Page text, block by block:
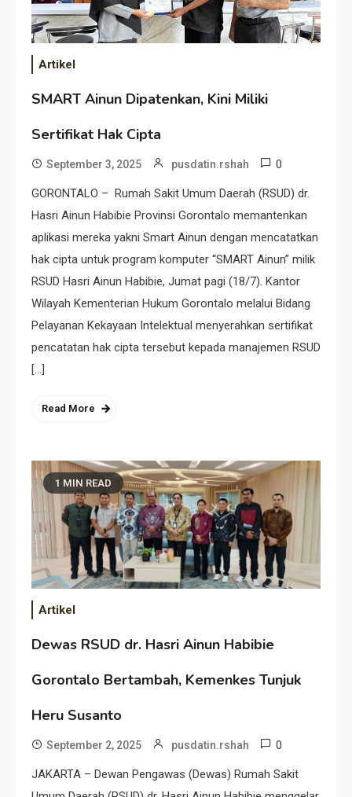
Artikel
SMART Ainun Dipatenkan, Kini Miliki
Sertifikat Hak Cipta
September 3, 2025 pusdatin.rshah 0
GORONTALO – Rumah Sakit Umum Daerah (RSUD) dr.
Hasri Ainun Habibie Provinsi Gorontalo memantenkan
aplikasi mereka yakni Smart Ainun dengan mencatatkan
hak cipta untuk program komputer “SMART Ainun” milik
RSUD Hasri Ainun Habibie, Jumat pagi (18/7). Kantor
Wilayah Kementerian Hukum Gorontalo melalui Bidang
Pelayanan Kekayaan Intelektual menyerahkan sertifikat
pencatatan hak cipta tersebut kepada manajemen RSUD
[…]
Read More
1 MIN READ
Artikel
Dewas RSUD dr. Hasri Ainun Habibie
Gorontalo Bertambah, Kemenkes Tunjuk
Heru Susanto
September 2, 2025 pusdatin.rshah 0
JAKARTA – Dewan Pengawas (Dewas) Rumah Sakit